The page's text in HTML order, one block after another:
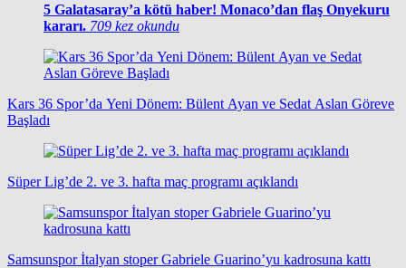
5 Galatasaray’a kötü haber! Monaco’dan flaş Onyekuru
kararı. 709 kez okundu
Kars 36 Spor’da Yeni Dönem: Bülent Ayan ve Sedat Aslan Göreve
Başladı
Süper Lig’de 2. ve 3. hafta maç programı açıklandı
Samsunspor İtalyan stoper Gabriele Guarino’yu kadrosuna kattı